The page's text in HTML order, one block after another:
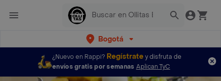
Bogotá
¿Nuevo en Rappi? Regístratey disfruta de
envíos gratis por semanas Aplican TyC